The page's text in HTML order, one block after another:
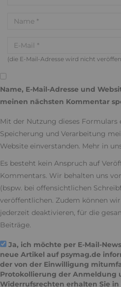
(die E-Mail-Adresse wird nicht
Name, E-Mail-Adresse und
meinen nächsten Kommentar
Mit der Nutzung dieses
Speicherung und Verarbeitung
Website einverstanden. Mehr in
Es besteht kein Anspruch auf
Kommentars. Wir behalten uns
(bspw. bei offensichtlichen
veröffentlichen. Zudem können
jederzeit deaktivieren, für die
Beiträge.
Ja, ich möchte per E-Mail-
neue Artikel auf psymag.de
der von der Einwilligung
Protokollierung der Anmeldung
Widerrufsrechten erhalten Sie in